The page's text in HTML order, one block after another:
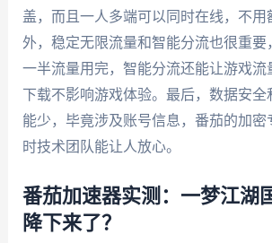
盖，而且一人多端可以同时在线，不用
外，稳定无限流量和智能分流也很重要
一半流量用完，智能分流还能让游戏流
下载不影响游戏体验。最后，数据安全
能少，毕竟涉及账号信息，番茄的加密
时技术团队能让人放心。
番茄加速器实测：一梦江湖
降下来了？